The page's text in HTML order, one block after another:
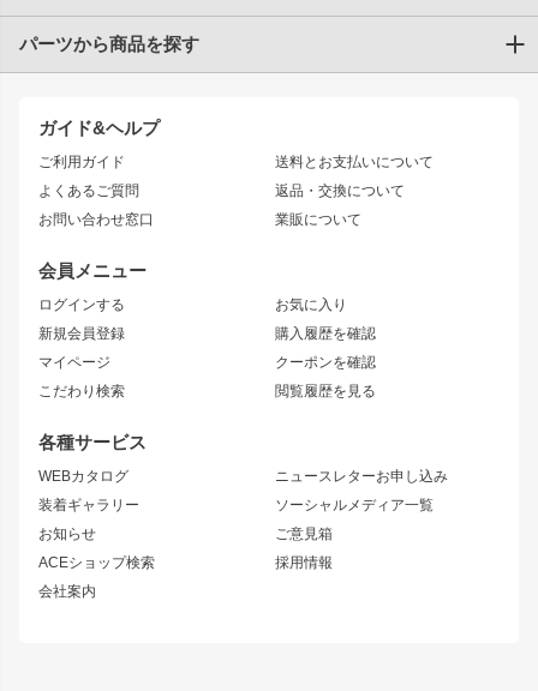
ガイド&ヘルプ
ご利用ガイド
よくあるご質問
お問い合わせ窓口
送料とお支払いについて
返品・交換について
業販について
会員メニュー
ログインする
新規会員登録
マイページ
こだわり検索
お気に入り
購入履歴を確認
クーポンを確認
閲覧履歴を見る
各種サービス
WEBカタログ
装着ギャラリー
お知らせ
ACEショップ検索
会社案内
ニュースレターお申し込み
ソーシャルメディア一覧
ご意見箱
採用情報
トヨタ
JZX90 CHASER
JZX110 MARK II
JZX100 MARK II
JZX90 MARK II
トレノ
マークX
アリスト
ソアラ
アルテッツァ
ニッサン
S15 シルビア
S14 シルビア 後期
S13 シルビア
180SX
シルエイティ
ワンビア
ローレル
セフィーロ
キャラバン
スズキ
パーツから商品を探す
エアロシリーズ
ドリフトライン
風神
雷神
レーシングライン
アタックライン
ストリームライン
リアウイング
ジムニーパーツ
ホイール
MUD-S7
MUD-SR7
まつど家 鉄漢